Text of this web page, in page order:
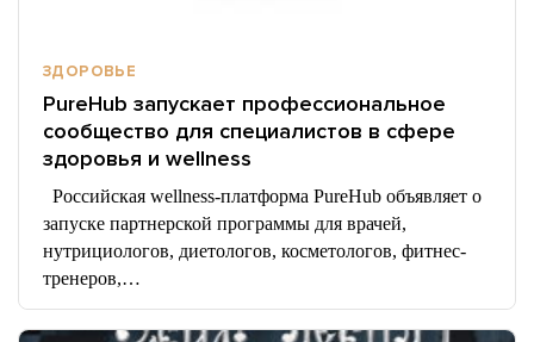
ЗДОРОВЬЕ
PureHub запускает профессиональное
сообщество для специалистов в сфере
здоровья и wellness
Российская wellness-платформа PureHub объявляет о
запуске партнерской программы для врачей,
нутрициологов, диетологов, косметологов, фитнес-
тренеров,…